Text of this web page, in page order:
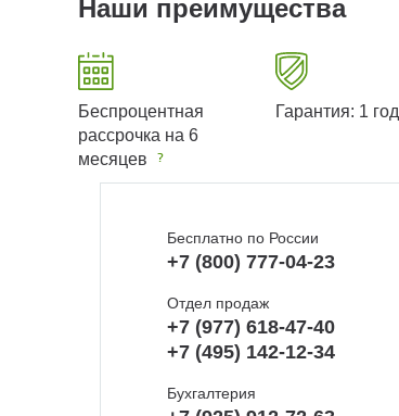
Наши преимущества
Беспроцентная
рассрочка на 6
месяцев
Гарантия: 1 год
Бесплатно по России
+7 (800) 777-04-23
Отдел продаж
+7 (977) 618-47-40
+7 (495) 142-12-34
Бухгалтерия